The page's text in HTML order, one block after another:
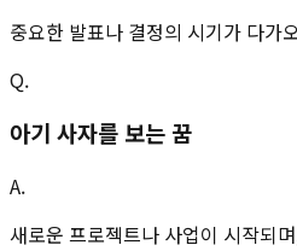
중요한 발표나 결정의 시기가 다가
Q.
아기 사자를 보는 꿈
A.
새로운 프로젝트나 사업이 시작되